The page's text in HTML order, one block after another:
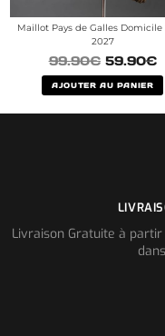
Maillot Pays de Galles Domicile
2027
99.90€ 59.90€
AJOUTER AU PANIER
Livraison Gratuite à